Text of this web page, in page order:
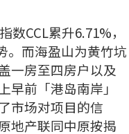
CCL累升6.71%，
。而海盈山为黄竹坑
一房至四房户以及
前「港岛南岸」
市场对项目的信
地产联同中原按揭